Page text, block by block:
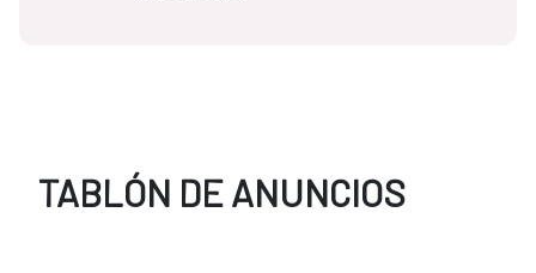
TABLÓN DE ANUNCIOS